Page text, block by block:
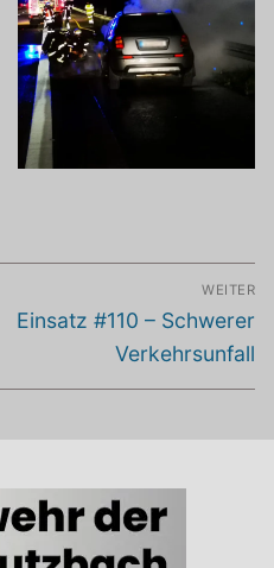
WEITER
Nächster
Einsatz #110 – Schwerer
Verkehrsunfall